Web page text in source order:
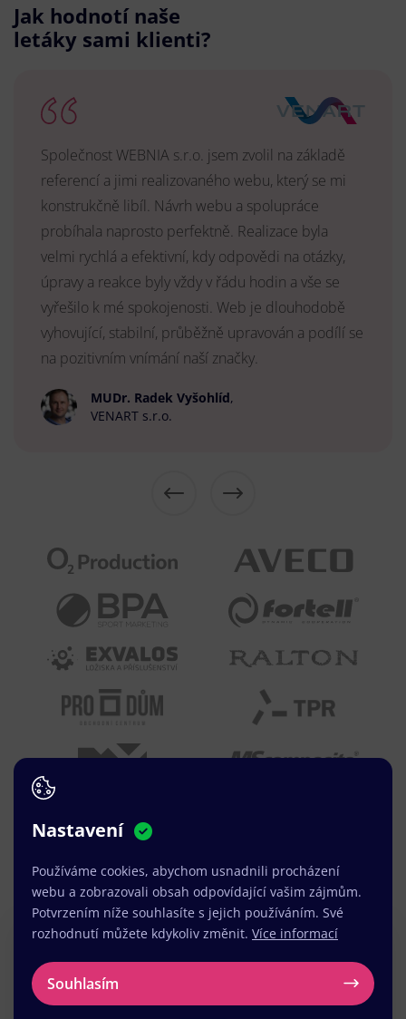
Jak hodnotí naše
letáky sami klienti?
Společnost WEBNIA s.r.o. jsem zvolil na základě
referencí a jimi realizovaného webu, který se mi
konstrukčně libíl. Návrh webu a spolupráce
probíhala naprosto perfektně. Realizace byla
velmi rychlá a efektivní, kdy odpovědi na otázky,
úpravy a reakce byly vždy v řádu hodin a vše se
vyřešilo k mé spokojenosti. Web je dlouhodobě
vyhovující, stabilní, průběžně upravován a podílí se
na pozitivním vnímání naší značky.
MUDr. Radek Vyšohlíd,
VENART s.r.o.
Máte zájem o
tisk letáků
v Strakonicích?
Nastavení
Používáme cookies, abychom usnadnili procházení
webu a zobrazovali obsah odpovídající vašim zájmům.
Potvrzením níže souhlasíte s jejich používáním. Své
rozhodnutí můžete kdykoliv změnit. Více informací
Souhlasím